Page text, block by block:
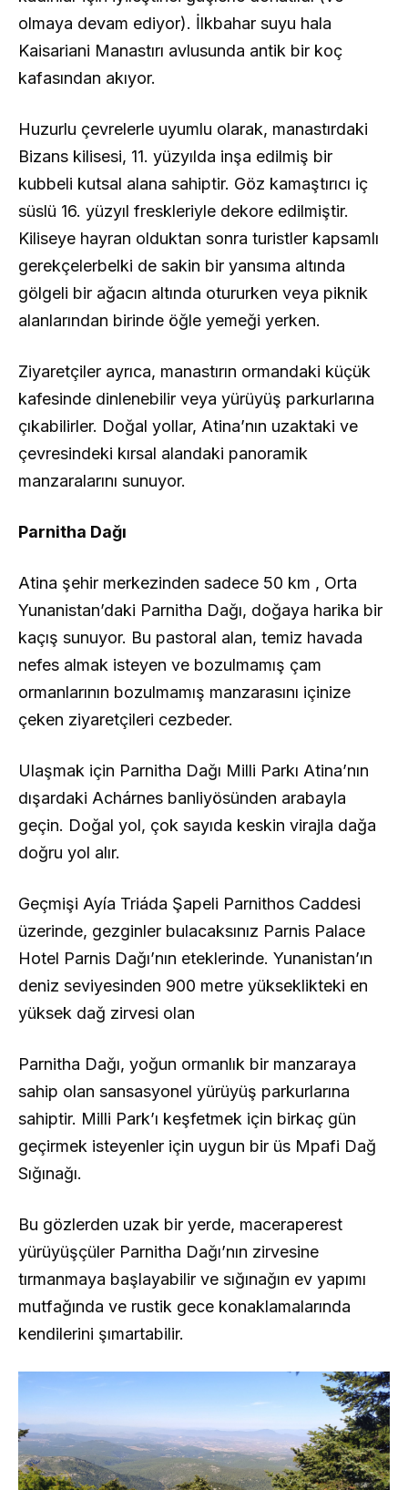
olmaya devam ediyor). İlkbahar suyu hala
Kaisariani Manastırı avlusunda antik bir koç
kafasından akıyor.
Huzurlu çevrelerle uyumlu olarak, manastırdaki
Bizans kilisesi, 11. yüzyılda inşa edilmiş bir
kubbeli kutsal alana sahiptir. Göz kamaştırıcı iç
süslü 16. yüzyıl freskleriyle dekore edilmiştir.
Kiliseye hayran olduktan sonra turistler kapsamlı
gerekçelerbelki de sakin bir yansıma altında
gölgeli bir ağacın altında otururken veya piknik
alanlarından birinde öğle yemeği yerken.
Ziyaretçiler ayrıca, manastırın ormandaki küçük
kafesinde dinlenebilir veya yürüyüş parkurlarına
çıkabilirler. Doğal yollar, Atina’nın uzaktaki ve
çevresindeki kırsal alandaki panoramik
manzaralarını sunuyor.
Parnitha Dağı
Atina şehir merkezinden sadece 50 km , Orta
Yunanistan’daki Parnitha Dağı, doğaya harika bir
kaçış sunuyor. Bu pastoral alan, temiz havada
nefes almak isteyen ve bozulmamış çam
ormanlarının bozulmamış manzarasını içinize
çeken ziyaretçileri cezbeder.
Ulaşmak için Parnitha Dağı Milli Parkı Atina’nın
dışardaki Achárnes banliyösünden arabayla
geçin. Doğal yol, çok sayıda keskin virajla dağa
doğru yol alır.
Geçmişi Ayía Triáda Şapeli Parnithos Caddesi
üzerinde, gezginler bulacaksınız Parnis Palace
Hotel Parnis Dağı’nın eteklerinde. Yunanistan’ın
deniz seviyesinden 900 metre yükseklikteki en
yüksek dağ zirvesi olan
Parnitha Dağı, yoğun ormanlık bir manzaraya
sahip olan sansasyonel yürüyüş parkurlarına
sahiptir. Milli Park’ı keşfetmek için birkaç gün
geçirmek isteyenler için uygun bir üs Mpafi Dağ
Sığınağı.
Bu gözlerden uzak bir yerde, maceraperest
yürüyüşçüler Parnitha Dağı’nın zirvesine
tırmanmaya başlayabilir ve sığınağın ev yapımı
mutfağında ve rustik gece konaklamalarında
kendilerini şımartabilir.